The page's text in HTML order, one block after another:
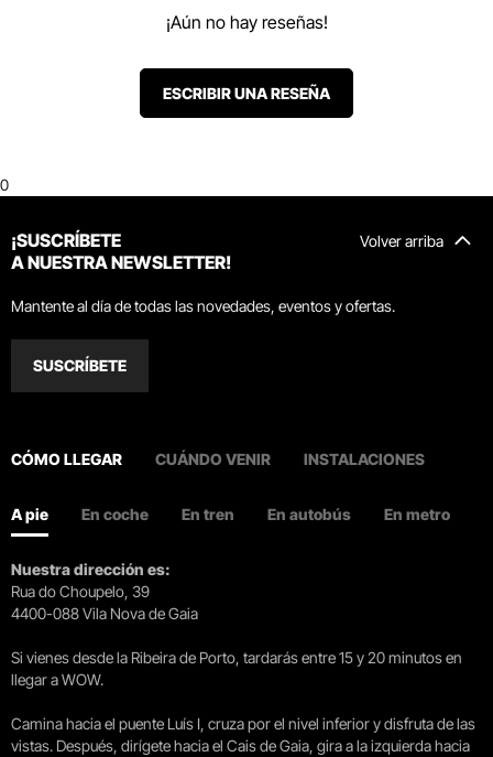
¡Aún no hay reseñas!
ESCRIBIR UNA RESEÑA
0
Volver arriba
¡SUSCRÍBETE
A NUESTRA NEWSLETTER!
Mantente al día de todas las novedades, eventos y ofertas.
SUSCRÍBETE
CÓMO LLEGAR CUÁNDO VENIR INSTALACIONES
A pie En coche En tren En autobús En metro
Nuestra dirección es:
Rua do Choupelo, 39
4400-088 Vila Nova de Gaia
Si vienes desde la Ribeira de Porto, tardarás entre 15 y 20 minutos en
llegar a WOW.
Camina hacia el puente Luís I, cruza por el nivel inferior y disfruta de las
vistas. Después, dirígete hacia el Cais de Gaia, gira a la izquierda hacia